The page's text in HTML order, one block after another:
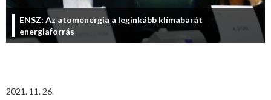
ENSZ: Az atomenergia a leginkább klímabarát
energiaforrás
2021. 11. 26.